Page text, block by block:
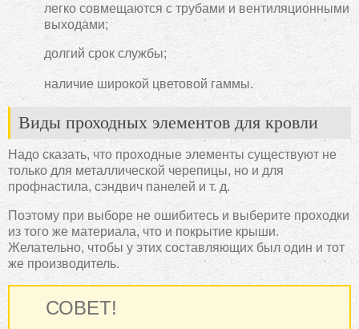
легко совмещаются с трубами и вентиляционными
выходами;
долгий срок службы;
наличие широкой цветовой гаммы.
Виды проходных элементов для кровли
Надо сказать, что проходные элементы существуют не
только для металлической черепицы, но и для
профнастила, сэндвич панелей и т. д.
Поэтому при выборе не ошибитесь и выберите проходки
из того же материала, что и покрытие крыши.
Желательно, чтобы у этих составляющих был один и тот
же производитель.
СОВЕТ!